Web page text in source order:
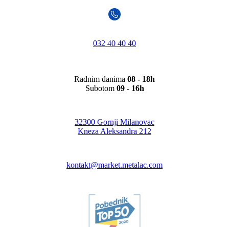
032 40 40 40
Radnim danima 08 - 18h
Subotom 09 - 16h
32300 Gornji Milanovac
Kneza Aleksandra 212
kontakt@market.metalac.com